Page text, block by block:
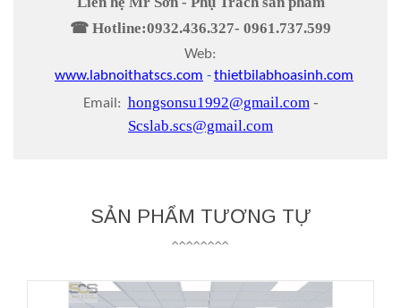
☎ Hotline:0932.436.327- 0961.737.599
Web:
www.labnoithatscs.com -thietbilabhoasinh.com
Email: hongsonsu1992@gmail.com-
Scslab.scs@gmail.com
SẢN PHẨM TƯƠNG TỰ